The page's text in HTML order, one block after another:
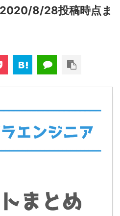
8/28投稿時点ま